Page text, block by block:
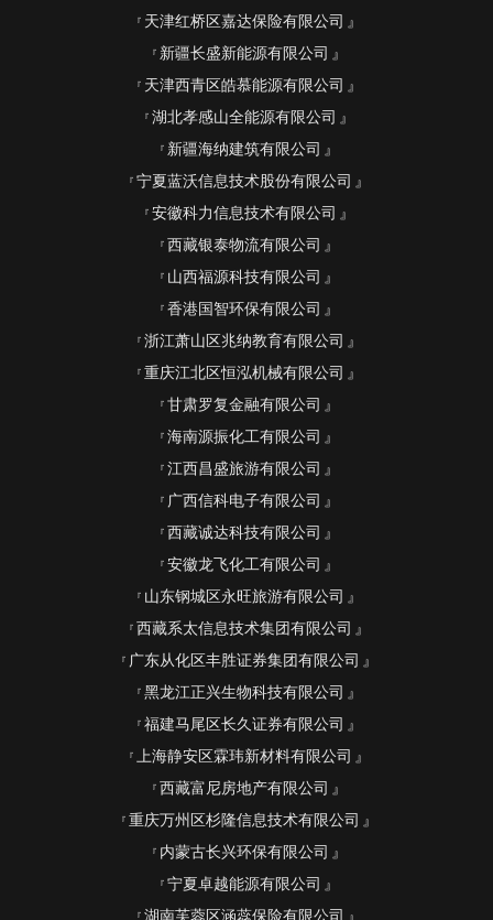
天津红桥区嘉达保险有限公司
新疆长盛新能源有限公司
天津西青区皓慕能源有限公司
湖北孝感山全能源有限公司
新疆海纳建筑有限公司
宁夏蓝沃信息技术股份有限公司
安徽科力信息技术有限公司
西藏银泰物流有限公司
山西福源科技有限公司
香港国智环保有限公司
浙江萧山区兆纳教育有限公司
重庆江北区恒泓机械有限公司
甘肃罗复金融有限公司
海南源振化工有限公司
江西昌盛旅游有限公司
广西信科电子有限公司
西藏诚达科技有限公司
安徽龙飞化工有限公司
山东钢城区永旺旅游有限公司
西藏系太信息技术集团有限公司
广东从化区丰胜证券集团有限公司
黑龙江正兴生物科技有限公司
福建马尾区长久证券有限公司
上海静安区霖玮新材料有限公司
西藏富尼房地产有限公司
重庆万州区杉隆信息技术有限公司
内蒙古长兴环保有限公司
宁夏卓越能源有限公司
湖南芙蓉区涵蕊保险有限公司